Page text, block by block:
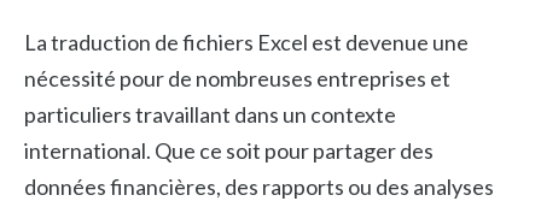
La traduction de fichiers Excel est devenue une
nécessité pour de nombreuses entreprises et
particuliers travaillant dans un contexte
international. Que ce soit pour partager des
données financières, des rapports ou des analyses